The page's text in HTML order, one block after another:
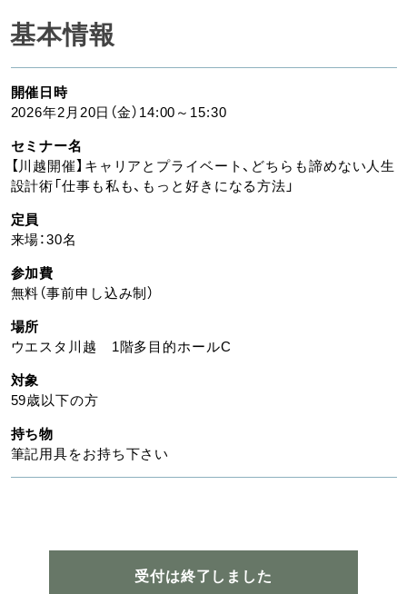
基本情報
開催日時
2026年2月20日（金）14:00～15:30
セミナー名
【川越開催】キャリアとプライベート、どちらも諦めない人生
設計術「仕事も私も、もっと好きになる方法」
定員
来場：30名
参加費
無料（事前申し込み制）
場所
ウエスタ川越 1階多目的ホールC
対象
59歳以下の方
持ち物
筆記用具をお持ち下さい
受付は終了しました